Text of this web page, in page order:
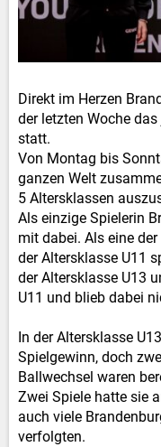
Direkt im Herzen
der letzten Woche
statt.
Von Montag bis
ganzen Welt
5 Altersklassen
Als einzige Spielerin
mit dabei. Als eine
der Altersklasse U11
der Altersklasse U13
U11 und blieb dabei
In der Altersklasse
Spielgewinn, doch
Ballwechsel waren
Zwei Spiele hatte sie
auch viele
verfolgten.